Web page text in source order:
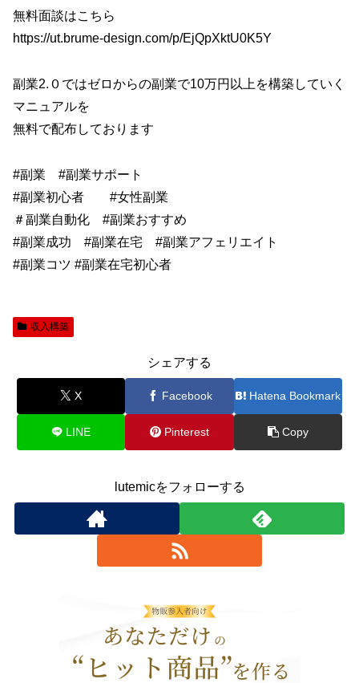
無料面談はこちら
https://ut.brume-design.com/p/EjQpXktU0K5Y
副業2.０ではゼロからの副業で10万円以上を構築していく
マニュアルを
無料で配布しております
#副業 #副業サポート
#副業初心者 #女性副業
＃副業自動化 #副業おすすめ
#副業成功 #副業在宅 #副業アフェリエイト
#副業コツ #副業在宅初心者
収入構築
シェアする
X Facebook Hatena Bookmark
LINE Pinterest Copy
lutemicをフォローする